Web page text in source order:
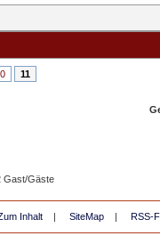
11
Gast/Gäste
Inhalt | SiteMap | RSS-